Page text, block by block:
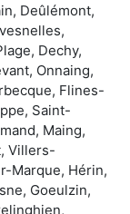
Deûlémont,
Dechy,
Onnaing,
Flines-
Saint-
Maing,
Villers-
Marque, Hérin,
Goeulzin,